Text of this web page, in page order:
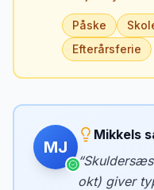
Påske
Efterårsferie
MJ
Mikkels
“
okt) giver